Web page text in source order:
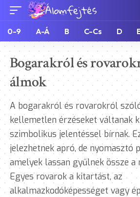
0-9 A-Á B C-Cs D
Bogarakról és
álmok
A bogarakról és rovarokról
kellemetlen érzéseket váltanak
szimbolikus jelentéssel bírnak.
jelezhetnek apró, de nyomasztó
amelyek lassan gyűlnek össze a
Egyes rovarok a kitartást, az
alkalmazkodóképességet vagy